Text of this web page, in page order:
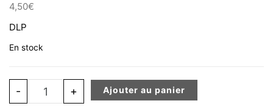
4,50€
DLP
En stock
- quantité de Verre en Acrylique MOUTH Dame nature
+ Ajouter au panier